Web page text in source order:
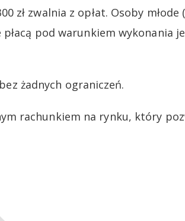
zł zwalnia z opłat. Osoby młode
pod warunkiem wykonania
żadnych ograniczeń.
rachunkiem na rynku, który